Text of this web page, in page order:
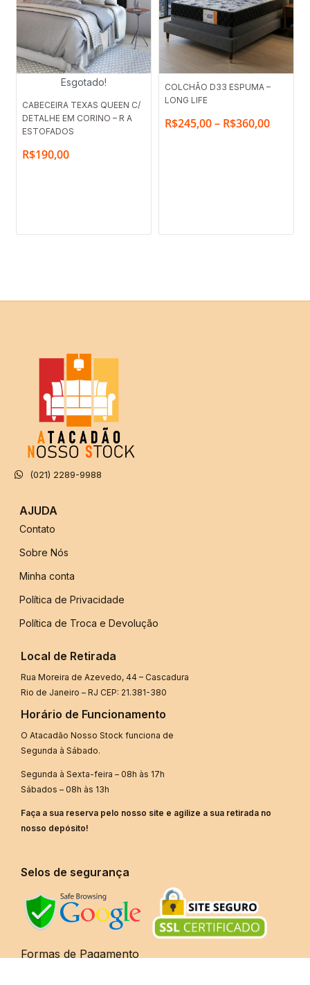
Esgotado!
CABECEIRA TEXAS QUEEN C/
DETALHE EM CORINO – R A
ESTOFADOS
R$190,00
COLCHÃO D33 ESPUMA –
LONG LIFE
R$245,00– R$360,00preço:
(021) 2289-9988
AJUDA
Contato
Sobre Nós
Minha conta
Política de Privacidade
Política de Troca e Devolução
Local de Retirada
Rua Moreira de Azevedo, 44 – Cascadura
Rio de Janeiro – RJ CEP: 21.381-380
Horário de Funcionamento
O Atacadão Nosso Stock funciona de
Segunda à Sábado.
Segunda à Sexta-feira – 08h às 17h
Sábados – 08h às 13h
Faça a sua reserva pelo nosso site e agilize a sua retirada no
nosso depósito!
Selos de segurança
Formas de Pagamento